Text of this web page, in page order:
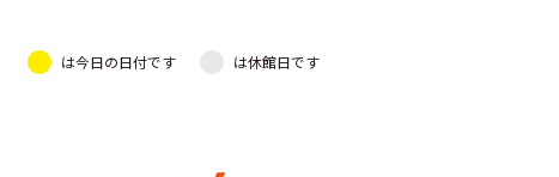
は今日の日付です は休館日です